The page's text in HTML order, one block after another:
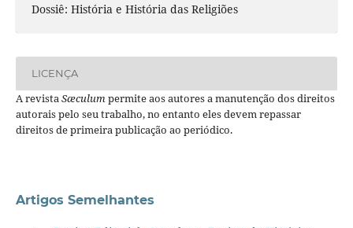
Dossiê: História e História das Religiões
LICENÇA
A revistaSæculumpermite aos autores a manutenção dos direitos
autorais pelo seu trabalho, no entanto eles devem repassar
direitos de primeira publicação ao periódico.
Artigos Semelhantes